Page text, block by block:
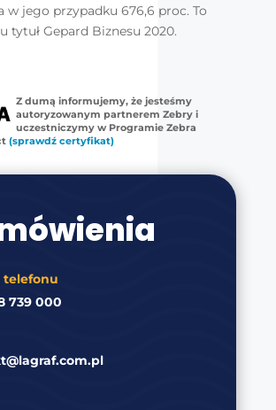
w jego przypadku 676,6 proc. To
tytuł Gepard Biznesu 2020.
Z dumą informujemy, że jesteśmy
autoryzowanym partnerem Zebry i
uczestniczymy w Programie Zebra
(sprawdź certyfikat)
telefonu
739 000